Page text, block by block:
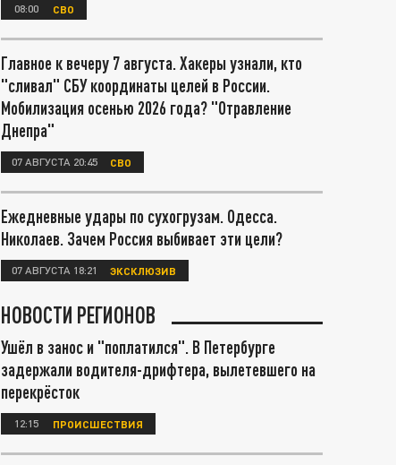
08:00 СВО
Главное к вечеру 7 августа. Хакеры узнали, кто
"сливал" СБУ координаты целей в России.
Мобилизация осенью 2026 года? "Отравление
Днепра"
07 АВГУСТА 20:45 СВО
Ежедневные удары по сухогрузам. Одесса.
Николаев. Зачем Россия выбивает эти цели?
07 АВГУСТА 18:21 ЭКСКЛЮЗИВ
НОВОСТИ РЕГИОНОВ
Ушёл в занос и "поплатился". В Петербурге
задержали водителя-дрифтера, вылетевшего на
перекрёсток
12:15 ПРОИСШЕСТВИЯ